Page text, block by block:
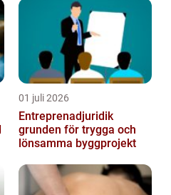
01 juli 2026
Entreprenadjuridik
grunden för trygga och
lönsamma byggprojekt